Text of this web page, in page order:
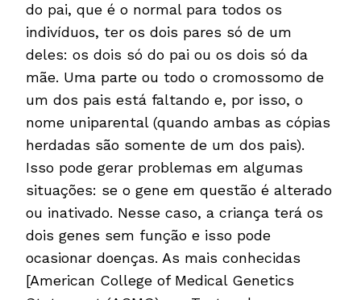
do pai, que é o normal para todos os
indivíduos, ter os dois pares só de um
deles: os dois só do pai ou os dois só da
mãe. Uma parte ou todo o cromossomo de
um dos pais está faltando e, por isso, o
nome uniparental (quando ambas as cópias
herdadas são somente de um dos pais).
Isso pode gerar problemas em algumas
situações: se o gene em questão é alterado
ou inativado. Nesse caso, a criança terá os
dois genes sem função e isso pode
ocasionar doenças. As mais conhecidas
[American College of Medical Genetics